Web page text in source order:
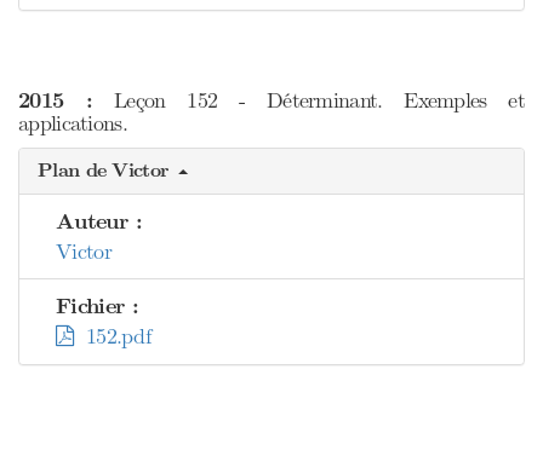
2015 : Leçon 152 - Déterminant. Exemples et
applications.
Plan de Victor
Auteur :
Victor
Fichier :
152.pdf